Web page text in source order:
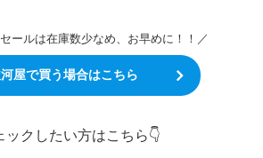
ールは在庫数少なめ、お早めに！！／
屋で買う場合はこちら
クしたい方はこちら👇